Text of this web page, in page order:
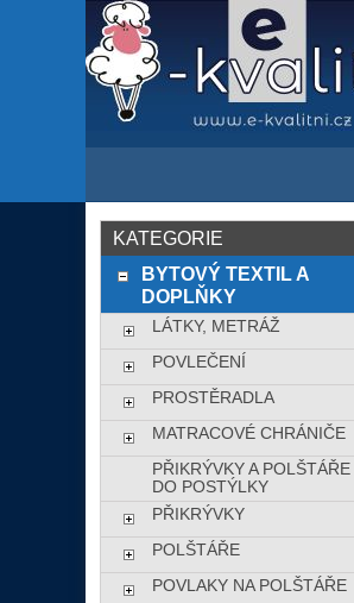
KATEGORIE
BYTOVÝ TEXTIL A
DOPLŇKY
LÁTKY, METRÁŽ
POVLEČENÍ
PROSTĚRADLA
MATRACOVÉ CHRÁNIČE
PŘIKRÝVKY A POLŠTÁŘE
DO POSTÝLKY
PŘIKRÝVKY
POLŠTÁŘE
POVLAKY NA POLŠTÁŘE